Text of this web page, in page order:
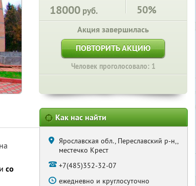
18000 руб. 50%
Акция завершилась
ПОВТОРИТЬ АКЦИЮ
Человек проголосовало: 1
со
Как нас найти
Ярославская обл., Переславский р-н,,
местечко Крест
+7(485)352-32-07
ежедневно и круглосуточно